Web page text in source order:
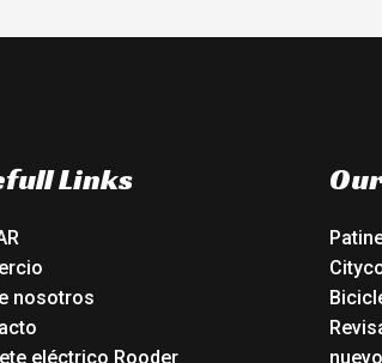
Links
nosotros
eléctrico Rooder